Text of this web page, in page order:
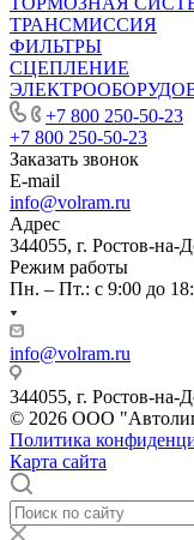
ТРАНСМИССИЯ
ФИЛЬТРЫ
СЦЕПЛЕНИЕ
+7 800 250-50-23
+7 800 250-50-23
Заказать звонок
E-mail
info@volram.ru
Адрес
344055, г. Ростов-на-
Режим работы
Пн. – Пт.: с 9:00 до
info@volram.ru
344055, г. Ростов-на-
© 2026 ООО
Политика
Карта сайта